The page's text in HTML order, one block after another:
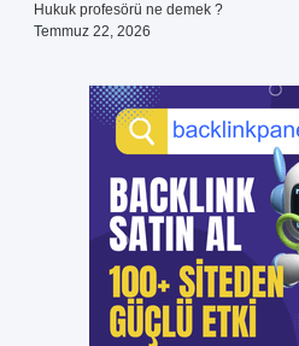
Hukuk profesörü ne demek ?
Temmuz 22, 2026